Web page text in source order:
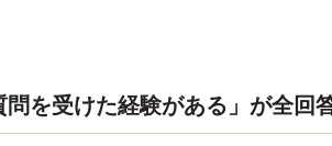
問を受けた経験がある」が全回